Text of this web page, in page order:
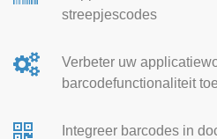
streepjescodes
Verbeter uw
barcodefunctionaliteit
Integreer barcodes in